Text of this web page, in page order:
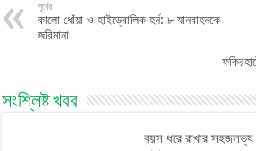
পূর্বের
কালো ধোঁয়া ও হাইড্রোলিক হর্ন: ৮ যানবাহনকে
জরিমানা
সংশ্লিষ্ট খবর
বয়স ধরে রাখার সহজলভ্য